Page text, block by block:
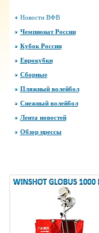
Новости ВФВ
Чемпионат России
Кубок России
Еврокубки
Сборные
Пляжный волейбол
Снежный волейбол
Лента новостей
Обзор прессы